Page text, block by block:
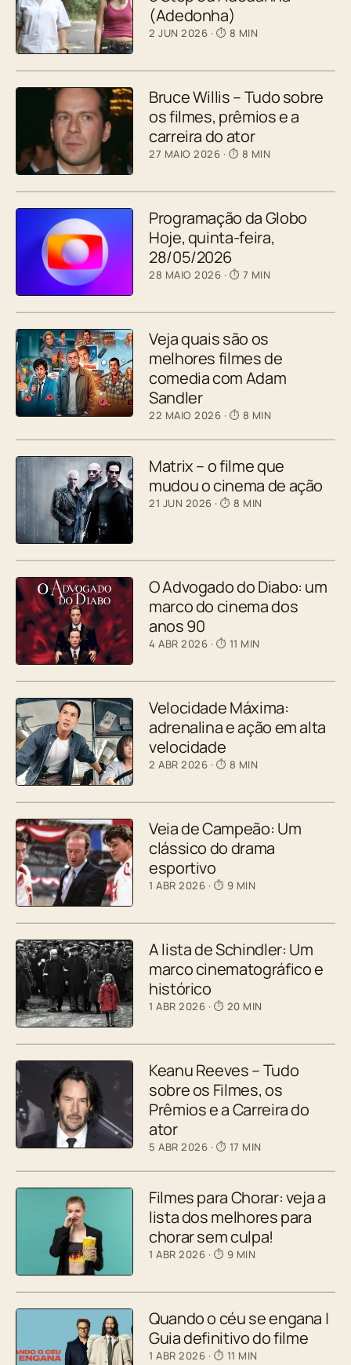
(Adedonha)
2 JUN 2026 · ⏱ 8 MIN
Bruce Willis – Tudo sobre
os filmes, prêmios e a
carreira do ator
27 MAIO 2026 · ⏱ 8 MIN
Programação da Globo
Hoje, quinta-feira,
28/05/2026
28 MAIO 2026 · ⏱ 7 MIN
Veja quais são os
melhores filmes de
comedia com Adam
Sandler
22 MAIO 2026 · ⏱ 8 MIN
Matrix – o filme que
mudou o cinema de ação
21 JUN 2026 · ⏱ 8 MIN
O Advogado do Diabo: um
marco do cinema dos
anos 90
4 ABR 2026 · ⏱ 11 MIN
Velocidade Máxima:
adrenalina e ação em alta
velocidade
2 ABR 2026 · ⏱ 8 MIN
Veia de Campeão: Um
clássico do drama
esportivo
1 ABR 2026 · ⏱ 9 MIN
A lista de Schindler: Um
marco cinematográfico e
histórico
1 ABR 2026 · ⏱ 20 MIN
Keanu Reeves – Tudo
sobre os Filmes, os
Prêmios e a Carreira do
ator
5 ABR 2026 · ⏱ 17 MIN
Filmes para Chorar: veja a
lista dos melhores para
chorar sem culpa!
1 ABR 2026 · ⏱ 9 MIN
Quando o céu se engana |
Guia definitivo do filme
1 ABR 2026 · ⏱ 11 MIN